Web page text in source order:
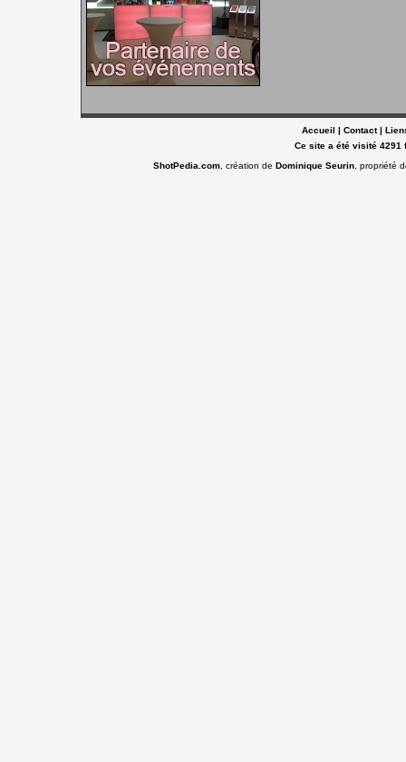
Accueil | Contact|
Ce site a été visité 4291
ShotPedia.com , création deDominique Seurin , propriété